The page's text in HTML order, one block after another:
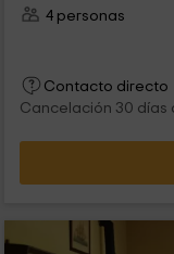
4 personas
Contacto directo
Cancelación 30 días